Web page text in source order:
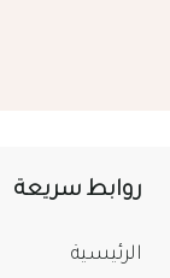
روابط سريعة
الرئيسية